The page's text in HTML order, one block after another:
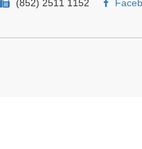
(852) 2511 1152